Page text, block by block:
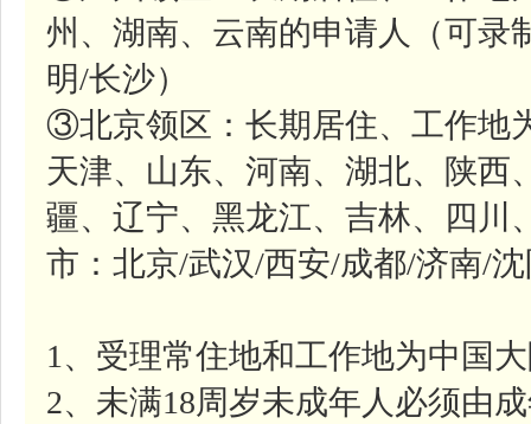
州、湖南、云南的申请人（可录
明/长沙）
③北京领区：长期居住、工作地
天津、山东、河南、湖北、陕西
疆、辽宁、黑龙江、吉林、四川
市：北京/武汉/西安/成都/济南/
1、受理常住地和工作地为中国
2、未满18周岁未成年人必须由